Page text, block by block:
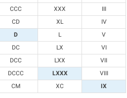
CCC XXX
III
CD XL
IV
D L
V
DC LX
VI
DCC LXX
VII
DCCC LXXX
VIII
CM XC IX